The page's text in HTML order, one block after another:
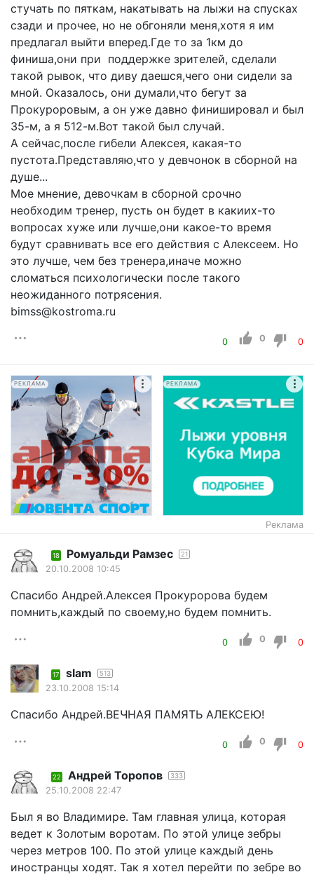
стучать по пяткам, накатывать на лыжи на спусках
сзади и прочее, но не обгоняли меня,хотя я им
предлагал выйти вперед.Где то за 1км до
финиша,они при поддержке зрителей, сделали
такой рывок, что диву даешся,чего они сидели за
мной. Оказалось, они думали,что бегут за
Прокуроровым, а он уже давно финишировал и был
35-м, а я 512-м.Вот такой был случай.
А сейчас,после гибели Алексея, какая-то
пустота.Представляю,что у девчонок в сборной на
душе...
Мое мнение, девочкам в сборной срочно
необходим тренер, пусть он будет в какиих-то
вопросах хуже или лучше,они какое-то время
будут сравнивать все его действия с Алексеем. Но
это лучше, чем без тренера,иначе можно
сломаться психологически после такого
неожиданного потрясения.
bimss@kostroma.ru
0 0 0
РЕКЛАМА РЕКЛАМА
Реклама
18 Ромуальди Рамзес 21
20.10.2008 10:45
Спасибо Андрей.Алексея Прокуророва будем
помнить,каждый по своему,но будем помнить.
0 0 0
17 slam 513
23.10.2008 15:14
Спасибо Андрей.ВЕЧНАЯ ПАМЯТЬ АЛЕКСЕЮ!
0 0 0
22 Андрей Торопов 333
25.10.2008 22:47
Был я во Владимире. Там главная улица, которая
ведет к Золотым воротам. По этой улице зебры
через метров 100. По этой улице каждый день
иностранцы ходят. Так я хотел перейти по зебре во